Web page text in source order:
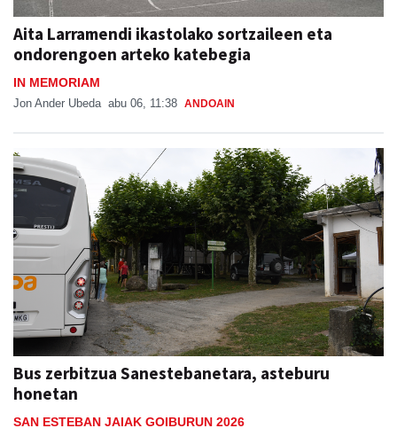
Aita Larramendi ikastolako sortzaileen eta
ondorengoen arteko katebegia
IN MEMORIAM
Jon Ander Ubeda abu 06, 11:38 ANDOAIN
Bus zerbitzua Sanestebanetara, asteburu
honetan
SAN ESTEBAN JAIAK GOIBURUN 2026